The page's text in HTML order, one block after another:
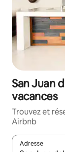
San Juan
vacances
Trouvez et
Airbnb
Adresse